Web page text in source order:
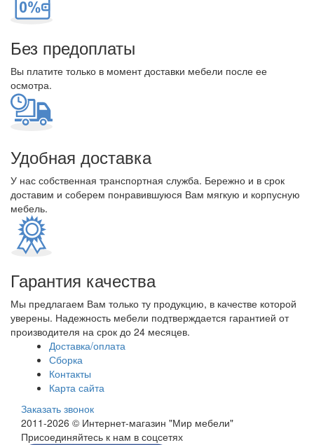
Без предоплаты
Вы платите только в момент доставки мебели после ее
осмотра.
Удобная доставка
У нас собственная транспортная служба. Бережно и в срок
доставим и соберем понравившуюся Вам мягкую и корпусную
мебель.
Гарантия качества
Мы предлагаем Вам только ту продукцию, в качестве которой
уверены. Надежность мебели подтверждается гарантией от
производителя на срок до 24 месяцев.
Доставка/оплата
Сборка
Контакты
Карта сайта
Заказать звонок
2011-2026 © Интернет-магазин "Мир мебели"
Присоединяйтесь к нам в соцсетях